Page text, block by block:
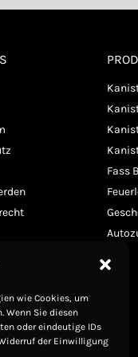
wie Cookies, um
Wenn Sie diesen
oder eindeutige IDs
der Einwilligung
Fass